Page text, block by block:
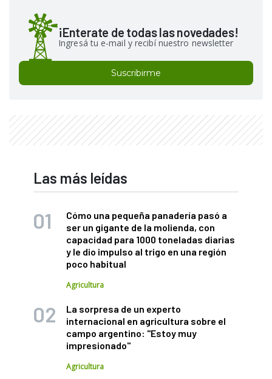
¡Enterate de todas las novedades!
Ingresá tu e-mail y recibí nuestro newsletter
Suscribirme
Las más leídas
Cómo una pequeña panadería pasó a
ser un gigante de la molienda, con
capacidad para 1000 toneladas diarias
y le dio impulso al trigo en una región
poco habitual
Agricultura
La sorpresa de un experto
internacional en agricultura sobre el
campo argentino: "Estoy muy
impresionado"
Agricultura